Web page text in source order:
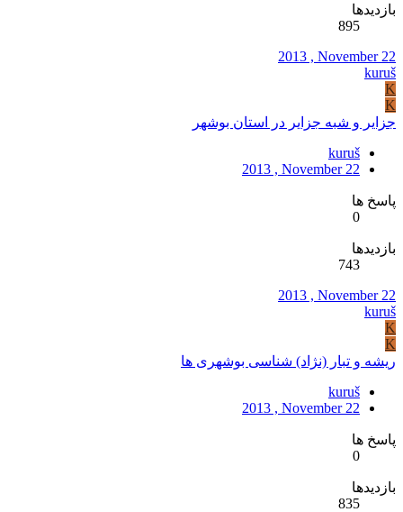
بازدیدها
895
2013 , November 22
kuruš
K
K
جزاير و شبه جزاير در استان بوشهر
kuruš
2013 , November 22
پاسخ ها
0
بازدیدها
743
2013 , November 22
kuruš
K
K
ریشه و تبار (نژاد) شناسی بوشهری ها
kuruš
2013 , November 22
پاسخ ها
0
بازدیدها
835